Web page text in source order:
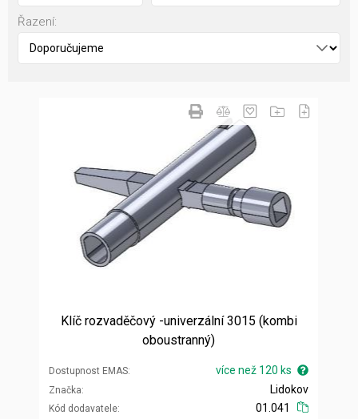
Řazení:
Klíč rozvaděčový -univerzální 3015 (kombi
oboustranný)
Dostupnost EMAS více než 120 ks
Značka
Kód dodavatele
Lidokov
01.041